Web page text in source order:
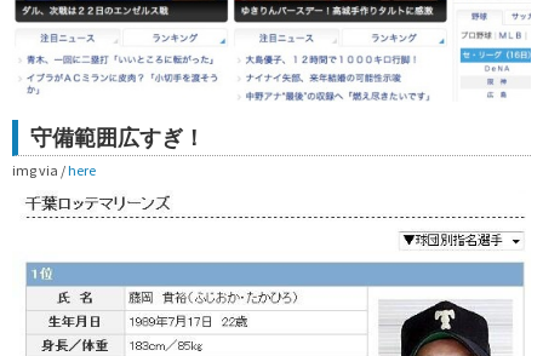
守備範囲広すぎ！
img via / here